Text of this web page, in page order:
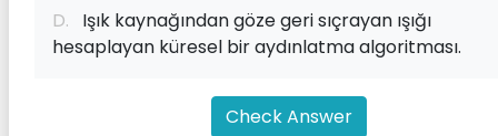
D. Işık kaynağından göze geri sıçrayan ışığı
hesaplayan küresel bir aydınlatma algoritması.
Check Answer